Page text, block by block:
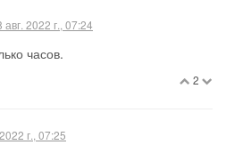
авг. 2022 г., 07:24
часов.
2
г., 07:25